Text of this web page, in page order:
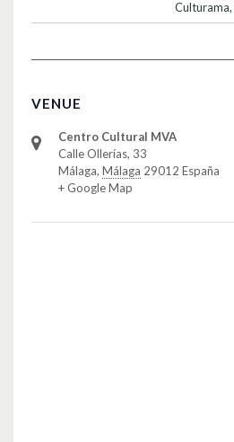
Culturama,
VENUE
Centro Cultural MVA
Calle Ollerías, 33
Málaga, Málaga 29012 España
+ Google Map